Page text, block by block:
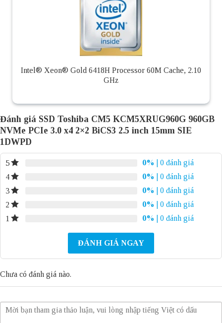
Intel® Xeon® Gold 6418H Processor 60M Cache, 2.10
GHz
Đánh giá SSD Toshiba CM5 KCM5XRUG960G 960GB
NVMe PCIe 3.0 x4 2×2 BiCS3 2.5 inch 15mm SIE
1DWPD
5 0%
| 0 đánh giá
4
0%
| 0 đánh giá
3
0%
| 0 đánh giá
2
0%
| 0 đánh giá
1
0% | 0 đánh giá
ĐÁNH GIÁ NGAY
Chưa có đánh giá nào.